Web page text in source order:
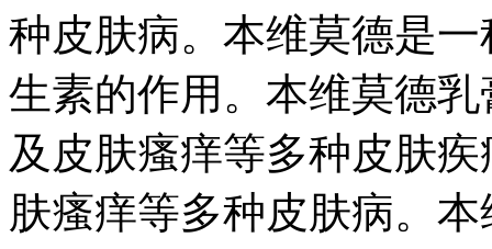
种皮肤病。本维莫德是
生素的作用。本维莫德
及皮肤瘙痒等多种皮肤
肤瘙痒等多种皮肤病。